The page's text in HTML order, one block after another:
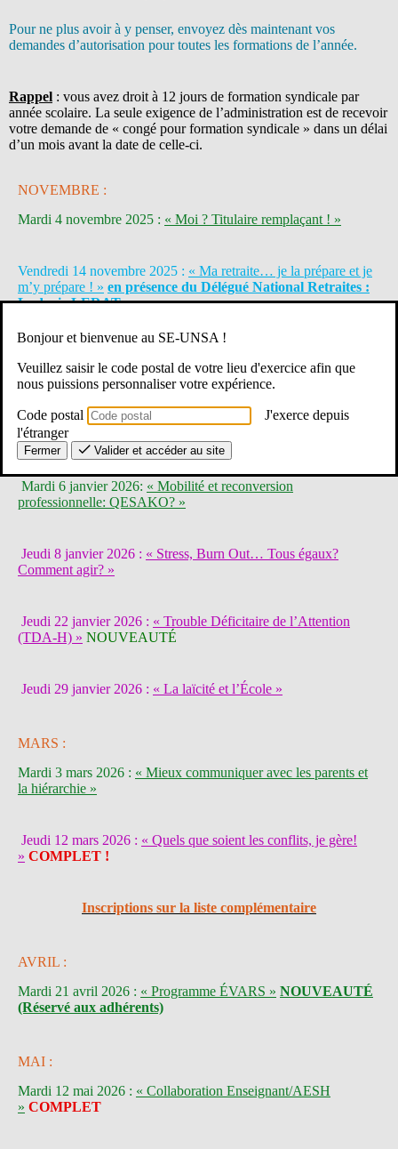
Pour ne plus avoir à y penser, envoyez dès maintenant vos
demandes d’autorisation pour toutes les formations de l’année.
Rappel : vous avez droit à 12 jours de formation syndicale par
année scolaire. La seule exigence de l’administration est de recevoir
votre demande de « congé pour formation syndicale » dans un délai
d’un mois avant la date de celle-ci.
NOVEMBRE :
Mardi 4 novembre 2025 : « Moi ? Titulaire remplaçant ! »
Vendredi 14 novembre 2025 : « Ma retraite… je la prépare et je
m’y prépare ! » en présence du Délégué National Retraites :
Ludovic LERAT.
Mardi 16 décembre 2025 :« Histoire du système éducatif »
JANVIER :
Mardi 6 janvier 2026: « Mobilité et reconversion
professionnelle: QESAKO? »
Jeudi 8 janvier 2026 : « Stress, Burn Out… Tous égaux?
Comment agir? »
Jeudi 22 janvier 2026 : « Trouble Déficitaire de l’Attention
(TDA-H) » NOUVEAUTÉ
Jeudi 29 janvier 2026 : « La laïcité et l’École »
MARS :
Mardi 3 mars 2026 : « Mieux communiquer avec les parents et
la hiérarchie »
Jeudi 12 mars 2026 : « Quels que soient les conflits, je gère!
» COMPLET !
Inscriptions sur la liste complémentaire
AVRIL :
Mardi 21 avril 2026 : « Programme ÉVARS » NOUVEAUTÉ
(Réservé aux adhérents)
MAI :
Mardi 12 mai 2026 : « Collaboration Enseignant/AESH
» COMPLET
Bonjour et bienvenue au SE-UNSA !
Veuillez saisir le code postal de votre lieu d'exercice afin que
nous puissions personnaliser votre expérience.
Code postal
J'exerce depuis
l'étranger
Fermer Valider et accéder au site